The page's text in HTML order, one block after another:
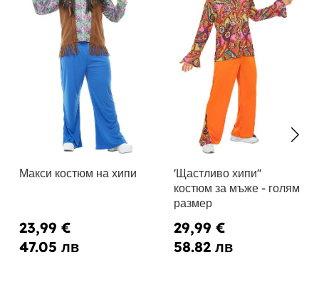
Макси костюм на хипи
23,99 €
47.05 лв
'Щастливо хипи''
костюм за мъже - голям
размер
29,99 €
58.82 лв